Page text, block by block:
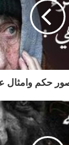
حكم وامثال